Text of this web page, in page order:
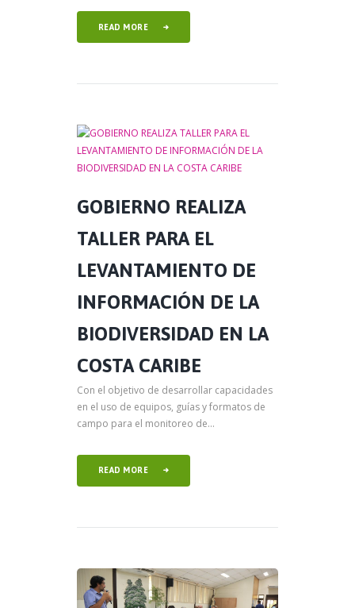
READ MORE
GOBIERNO REALIZA
TALLER PARA EL
LEVANTAMIENTO DE
INFORMACIÓN DE LA
BIODIVERSIDAD EN LA
COSTA CARIBE
Con el objetivo de desarrollar capacidades
en el uso de equipos, guías y formatos de
campo para el monitoreo de...
READ MORE